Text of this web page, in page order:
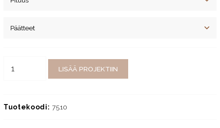
LISÄÄ PROJEKTIIN
Tuotekoodi: 7510